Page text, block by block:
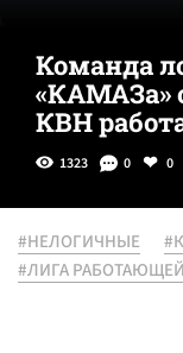
Команда
«КАМАЗа»
КВН
1323 0 0
#НЕЛОГИЧНЫЕ
#ЛИГА